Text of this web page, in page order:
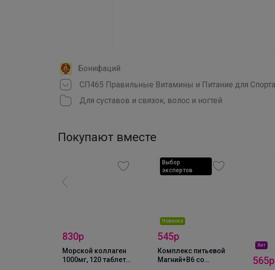
Бонифаций
Для суставов и связок, волос и ногтей
Покупают вместе
830р
Морской коллаген
1000мг, 120 таблеток
Выбор
экспертов
Новинка
545р
Комплекс питьевой
Магний+В6 со
Хит
565р